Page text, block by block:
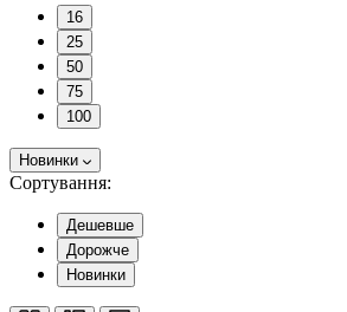
16
25
50
75
100
Новинки
Сортування:
Дешевше
Дорожче
Новинки